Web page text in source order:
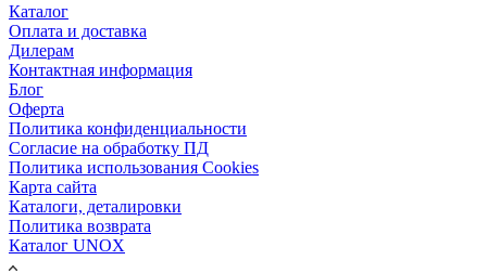
Каталог
Оплата и доставка
Дилерам
Контактная информация
Блог
Оферта
Политика конфиденциальности
Согласие на обработку ПД
Политика использования Cookies
Карта сайта
Каталоги, деталировки
Политика возврата
Каталог UNOX